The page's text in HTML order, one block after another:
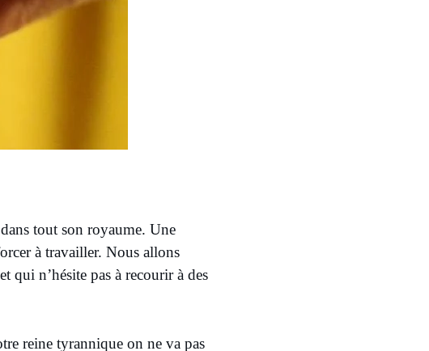
tout son royaume. Une
à travailler. Nous allons
qui n’hésite pas à recourir à des
reine tyrannique on ne va pas